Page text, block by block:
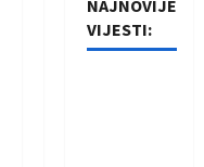
NAJNOVIJE
VIJESTI: